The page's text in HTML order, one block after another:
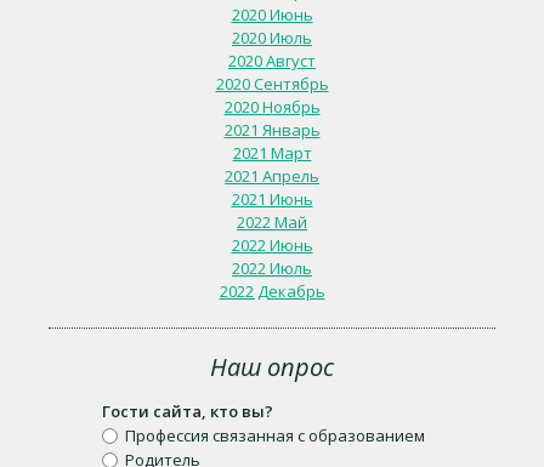
2020 Июнь
2020 Июль
2020 Август
2020 Сентябрь
2020 Ноябрь
2021 Январь
2021 Март
2021 Апрель
2021 Июнь
2022 Май
2022 Июнь
2022 Июль
2022 Декабрь
Наш опрос
Гости сайта, кто вы?
Профессия связанная с образованием
Родитель